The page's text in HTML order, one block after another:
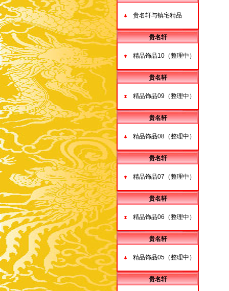
贵名轩与镇宅精品
贵名轩
精品饰品10（整理中）
贵名轩
精品饰品09（整理中）
贵名轩
精品饰品08（整理中）
贵名轩
精品饰品07（整理中）
贵名轩
精品饰品06（整理中）
贵名轩
精品饰品05（整理中）
贵名轩